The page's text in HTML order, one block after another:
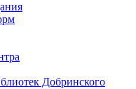
Добринского